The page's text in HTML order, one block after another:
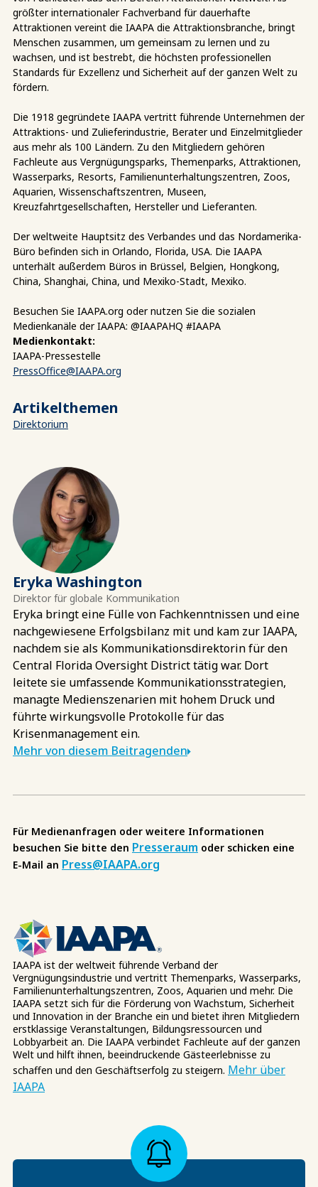
größter internationaler Fachverband für dauerhafte
Attraktionen vereint die IAAPA die Attraktionsbranche, bringt
Menschen zusammen, um gemeinsam zu lernen und zu
wachsen, und ist bestrebt, die höchsten professionellen
Standards für Exzellenz und Sicherheit auf der ganzen Welt zu
fördern.
Die 1918 gegründete IAAPA vertritt führende Unternehmen der
Attraktions- und Zulieferindustrie, Berater und Einzelmitglieder
aus mehr als 100 Ländern. Zu den Mitgliedern gehören
Fachleute aus Vergnügungsparks, Themenparks, Attraktionen,
Wasserparks, Resorts, Familienunterhaltungszentren, Zoos,
Aquarien, Wissenschaftszentren, Museen,
Kreuzfahrtgesellschaften, Hersteller und Lieferanten.
Der weltweite Hauptsitz des Verbandes und das Nordamerika-
Büro befinden sich in Orlando, Florida, USA. Die IAAPA
unterhält außerdem Büros in Brüssel, Belgien, Hongkong,
China, Shanghai, China, und Mexiko-Stadt, Mexiko.
Besuchen Sie IAAPA.org oder nutzen Sie die sozialen
Medienkanäle der IAAPA: @IAAPAHQ #IAAPA
Medienkontakt:
IAAPA-Pressestelle
PressOffice@IAAPA.org
Artikelthemen
Direktorium
Eryka Washington
Direktor für globale Kommunikation
Eryka bringt eine Fülle von Fachkenntnissen und eine
nachgewiesene Erfolgsbilanz mit und kam zur IAAPA,
nachdem sie als Kommunikationsdirektorin für den
Central Florida Oversight District tätig war. Dort
leitete sie umfassende Kommunikationsstrategien,
managte Medienszenarien mit hohem Druck und
führte wirkungsvolle Protokolle für das
Krisenmanagement ein.
Mehr von diesem Beitragenden
Für Medienanfragen oder weitere Informationen
besuchen Sie bitte den Presseraum oder schicken eine
E-Mail an Press@IAAPA.org
IAAPA ist der weltweit führende Verband der
Vergnügungsindustrie und vertritt Themenparks, Wasserparks,
Familienunterhaltungszentren, Zoos, Aquarien und mehr. Die
IAAPA setzt sich für die Förderung von Wachstum, Sicherheit
und Innovation in der Branche ein und bietet ihren Mitgliedern
erstklassige Veranstaltungen, Bildungsressourcen und
Lobbyarbeit an. Die IAAPA verbindet Fachleute auf der ganzen
Welt und hilft ihnen, beeindruckende Gästeerlebnisse zu
schaffen und den Geschäftserfolg zu steigern. Mehr über
IAAPA